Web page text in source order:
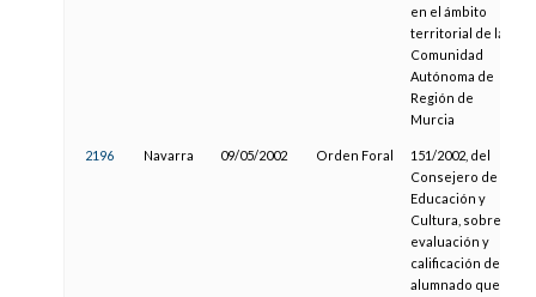
en el ámbito
territorial de la
Comunidad
Autónoma de
Región de
Murcia
2196 Navarra 09/05/2002 Orden Foral
151/2002, del
Consejero de
Educación y
Cultura, sobre
evaluación y
calificación del
alumnado que